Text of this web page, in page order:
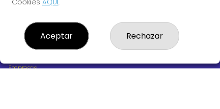
¿Quiénes somos?
Comprar lotería
Resultados
Empresas
Cookies AQUÍ.
Aceptar Rechazar